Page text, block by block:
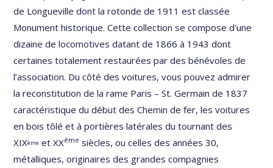
de Longueville dont la rotonde de 1911 est classée
Monument historique. Cette collection se compose d’une
dizaine de locomotives datant de 1866 à 1943 dont
certaines totalement restaurées par des bénévoles de
l’association. Du côté des voitures, vous pouvez admirer
la reconstitution de la rame Paris – St. Germain de 1837
caractéristique du début des Chemin de fer, les voitures
en bois tôlé et à portières latérales du tournant des
XIXème et XXème siècles, ou celles des années 30,
métalliques, originaires des grandes compagnies